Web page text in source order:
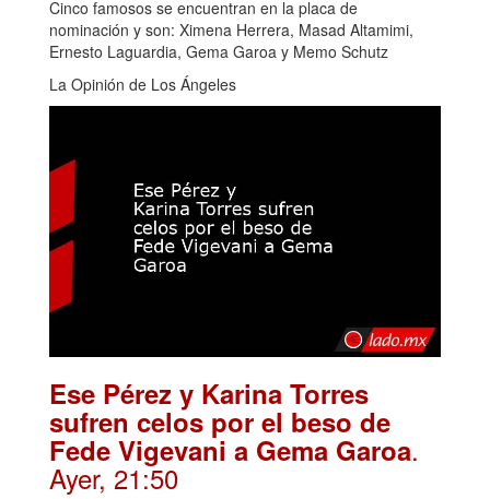
Cinco famosos se encuentran en la placa de
nominación y son: Ximena Herrera, Masad Altamimi,
Ernesto Laguardia, Gema Garoa y Memo Schutz
La Opinión de Los Ángeles
Ese Pérez y Karina Torres
sufren celos por el beso de
Fede Vigevani a Gema Garoa.
Ayer, 21:50